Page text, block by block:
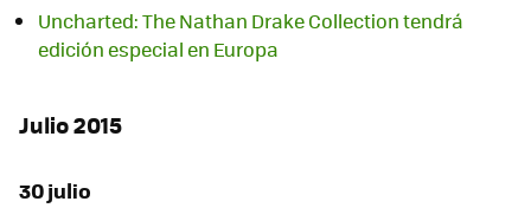
Uncharted: The Nathan Drake Collection tendrá
edición especial en Europa
Julio 2015
30 julio